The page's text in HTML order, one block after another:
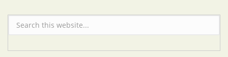
Formulario de búsqueda